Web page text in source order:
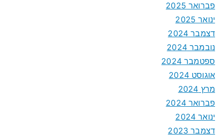
פברואר 2025
ינואר 2025
דצמבר 2024
נובמבר 2024
ספטמבר 2024
אוגוסט 2024
מרץ 2024
פברואר 2024
ינואר 2024
דצמבר 2023